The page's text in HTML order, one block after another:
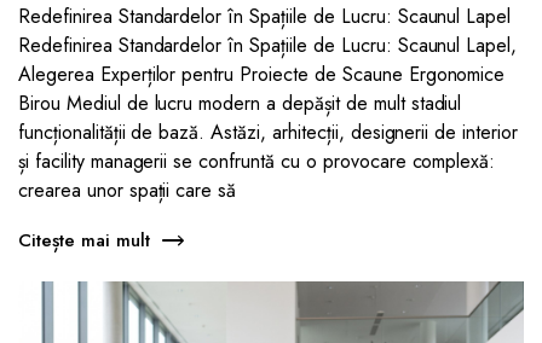
Redefinirea Standardelor în Spațiile de Lucru: Scaunul Lapel
Redefinirea Standardelor în Spațiile de Lucru: Scaunul Lapel,
Alegerea Experților pentru Proiecte de Scaune Ergonomice
Birou Mediul de lucru modern a depășit de mult stadiul
funcționalității de bază. Astăzi, arhitecții, designerii de interior
și facility managerii se confruntă cu o provocare complexă:
crearea unor spații care să
Citește mai mult